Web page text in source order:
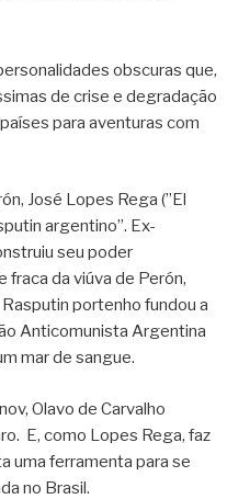
obscuras que,
de crise e degradação
para aventuras com
José Lopes Rega (”El
argentino”. Ex-
seu poder
fraca da viúva de Perón,
portenho fundou a
Anticomunista Argentina
mar de sangue.
Olavo de Carvalho
E, como Lopes Rega, faz
uma ferramenta para se
no Brasil.